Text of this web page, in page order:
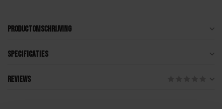
Productomschrijving
Specificaties
Reviews